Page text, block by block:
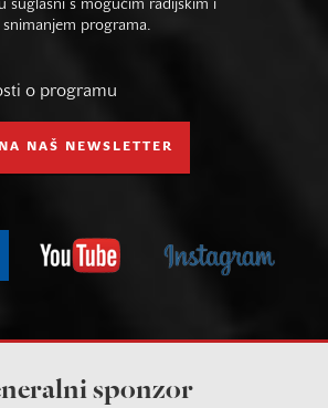
suglasni s mogućim radijskim i
snimanjem programa.
o programu
NAŠ NEWSLETTER
sponzor